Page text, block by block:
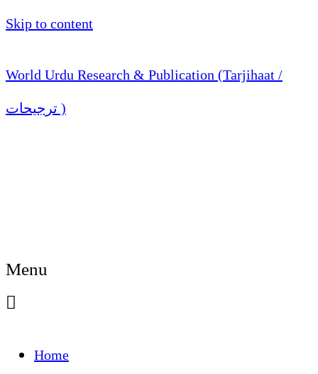
Skip to content
World Urdu Research & Publication (Tarjihaat /
ترجیحات )
Menu
Home